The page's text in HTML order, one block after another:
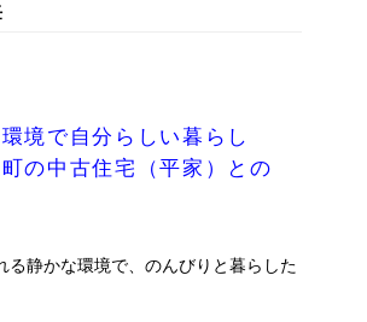
境で自分らしい暮らし
の中古住宅（平家）との
る静かな環境で、のんびりと暮らした